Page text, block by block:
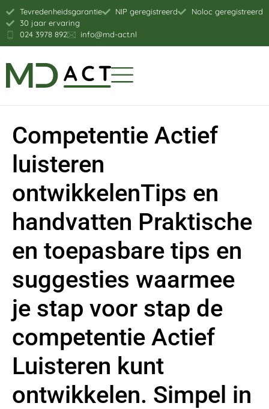
Tevredenheidsgarantie NIP geregistreerd
Noloc geregistreerd
30 jaar ervaring
024 3978 892
info@md-act.nl
Competentie Actief
luisteren
ontwikkelenTips en
handvatten Praktische
en toepasbare tips en
suggesties waarmee
je stap voor stap de
competentie Actief
Luisteren kunt
ontwikkelen. Simpel in